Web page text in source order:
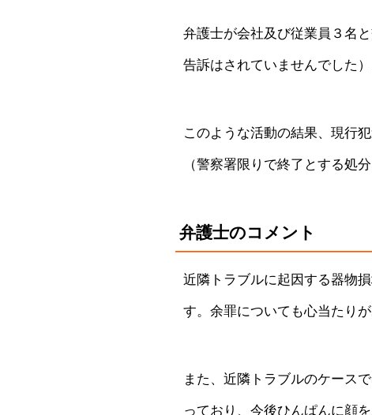
弁護士が会社及び従業員３名
告訴はされていませんでした）
このような活動の結果、現行
（警察署限りで終了とする処
弁護士のコメント
近隣トラブルに起因する器物
す。余罪についても心当たり
また、近隣トラブルのケース
っており、今後ひんぱんに顔